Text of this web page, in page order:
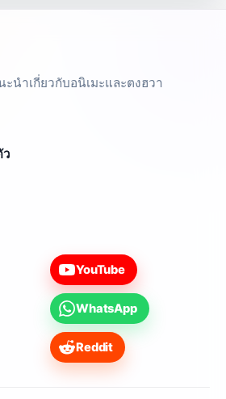
นำเกี่ยวกับอนิเมะและตงฮวา
ว
YouTube
WhatsApp
Reddit